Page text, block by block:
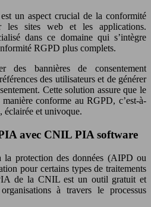
un aspect crucial de la conformité
les sites web et les applications.
dans ce domaine qui s’intègre
RGPD plus complets.
des bannières de consentement
des utilisateurs et de générer
Cette solution assure que le
conforme au RGPD, c’est-à-
éclairée et univoque.
avec CNIL PIA software
la protection des données (AIPD ou
pour certains types de traitements
de la CNIL est un outil gratuit et
à travers le processus